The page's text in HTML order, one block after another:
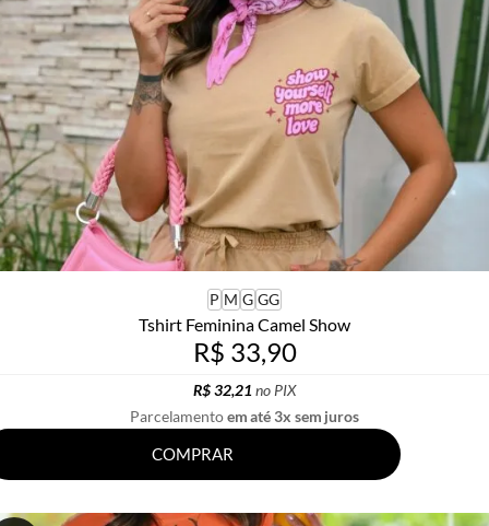
P M G GG
Tshirt Feminina Camel Show
R$ 33,90
R$ 32,21 no PIX
Parcelamentoem até 3x sem juros
COMPRAR